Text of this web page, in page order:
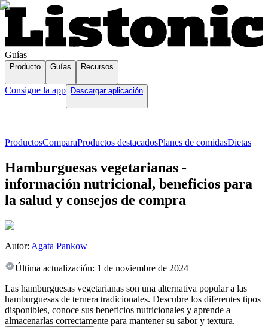
Guías
Producto Guías Recursos
Consigue la app Descargar aplicación
ProductosComparaProductos destacadosPlanes de comidasDietas
Hamburguesas vegetarianas -
información nutricional, beneficios para
la salud y consejos de compra
Autor: Agata Pankow
Última actualización: 1 de noviembre de 2024
Las hamburguesas vegetarianas son una alternativa popular a las
hamburguesas de ternera tradicionales. Descubre los diferentes tipos
disponibles, conoce sus beneficios nutricionales y aprende a
almacenarlas correctamente para mantener su sabor y textura.